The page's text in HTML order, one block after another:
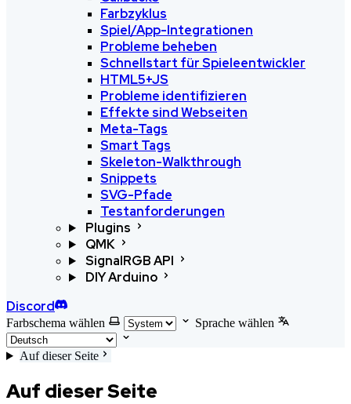
Farbzyklus
Spiel/App-Integrationen
Probleme beheben
Schnellstart für Spieleentwickler
HTML5+JS
Probleme identifizieren
Effekte sind Webseiten
Meta-Tags
Smart Tags
Skeleton-Walkthrough
Snippets
SVG-Pfade
Testanforderungen
Plugins
QMK
SignalRGB API
DIY Arduino
Discord
Farbschema wählen Sprache wählen
Auf dieser Seite
Auf dieser Seite